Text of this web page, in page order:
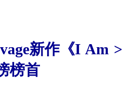
新作《I Am
榜首